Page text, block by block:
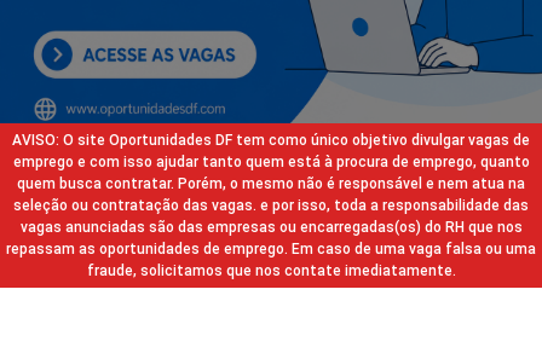
AVISO: O site Oportunidades DF tem como único objetivo divulgar vagas de
emprego e com isso ajudar tanto quem está à procura de emprego, quanto
quem busca contratar. Porém, o mesmo não é responsável e nem atua na
seleção ou contratação das vagas. e por isso, toda a responsabilidade das
vagas anunciadas são das empresas ou encarregadas(os) do RH que nos
repassam as oportunidades de emprego. Em caso de uma vaga falsa ou uma
fraude, solicitamos que nos contate imediatamente.